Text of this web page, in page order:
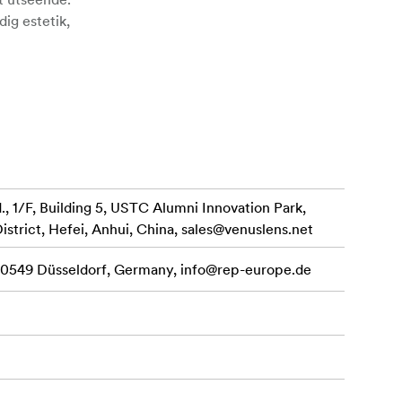
estetik,
1/F, Building 5, USTC Alumni Innovation Park,
Hefei, Anhui, China, sales@venuslens.net
Düsseldorf, Germany, info@rep-europe.de